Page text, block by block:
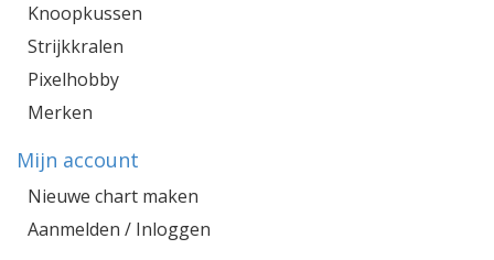
Knoopkussen
Strijkkralen
Pixelhobby
Merken
Mijn account
Nieuwe chart maken
Aanmelden / Inloggen